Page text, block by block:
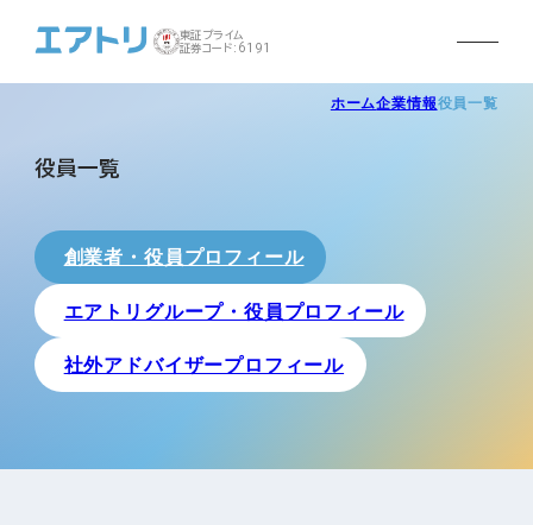
東証プライム
証券コード:6191
ホーム企業情報役員一覧
役員一覧
創業者・役員プロフィール
エアトリグループ・役員プロフィール
社外アドバイザープロフィール